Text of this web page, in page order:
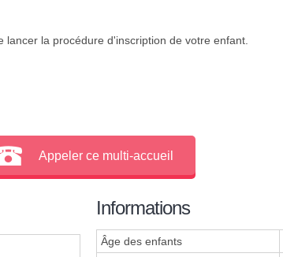
la procédure d'inscription de votre enfant.
Appeler ce multi-accueil
Informations
Âge des enfants